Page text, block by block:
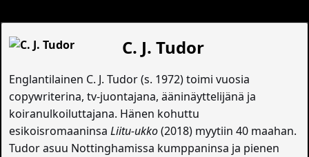
C. J. Tudor
Englantilainen C. J. Tudor (s. 1972) toimi vuosia
copywriterina, tv-juontajana, ääninäyttelijänä ja
koiranulkoiluttajana. Hänen kohuttu
esikoisromaaninsaLiitu-ukko(2018) myytiin 40 maahan.
Tudor asuu Nottinghamissa kumppaninsa ja pienen